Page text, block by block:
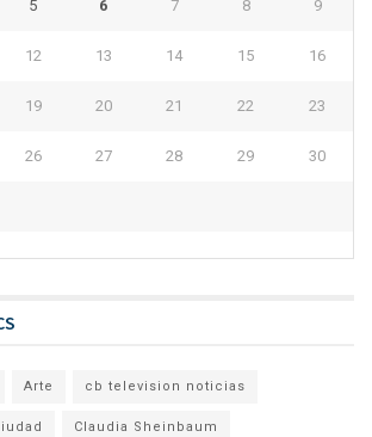
5 6 7 8 9
12 13 14 15 16
19 20 21 22 23
26 27 28 29 30
Arte cb television noticias
Claudia Sheinbaum